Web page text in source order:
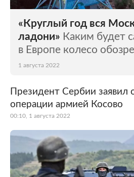
«Круглый год вся
ладони» Каким будет
в Европе колесо
1 августа 2022
Президент Сербии заявил
операции армией Косово
00:10, 1 августа 2022